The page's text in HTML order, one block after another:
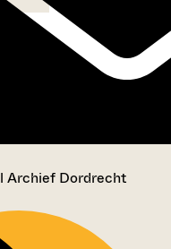
Archief Dordrecht